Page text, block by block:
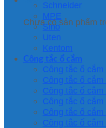
Chưa có sản phẩm
Schneider
MPE
Sino
Uten
Kentom
Công tắc ổ cắm
Công tắc ổ
Công tắc ổ
Công tắc ổ cắm
Công tắc ổ cắm
Công tắc ổ cắm
Công tắc ổ